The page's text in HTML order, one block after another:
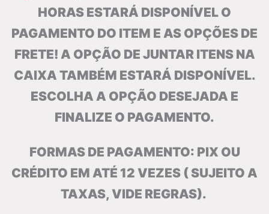
HORAS ESTARÁ DISPONÍVEL O
PAGAMENTO DO ITEM E AS OPÇÕES DE
FRETE! A OPÇÃO DE JUNTAR ITENS NA
CAIXA TAMBÉM ESTARÁ DISPONÍVEL.
ESCOLHA A OPÇÃO DESEJADA E
FINALIZE O PAGAMENTO.
FORMAS DE PAGAMENTO: PIX OU
CRÉDITO EM ATÉ 12 VEZES ( SUJEITO A
TAXAS, VIDE REGRAS).